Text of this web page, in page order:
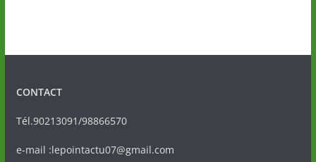
CONTACT
Tél.90213091/98866570
e-mail :lepointactu07@gmail.com